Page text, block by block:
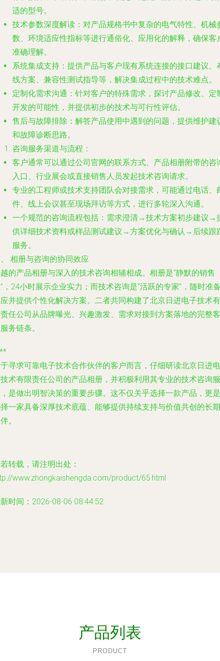
适的型号。
技术参数深度解读 ：对产品规格书中复杂的电气特性、机械
数、环境适应性指标等进行通俗化、应用化的解释，确保客
准确理解。
系统集成支持 ：提供产品与客户现有系统连接的接口建议、
线方案、兼容性测试指导等，解决集成过程中的技术难点。
定制化需求沟通 ：针对客户的特殊需求，探讨产品修改、定
开发的可能性，并提供初步的技术与可行性评估。
售后与故障排除 ：解答产品使用中遇到的问题，提供维护建
和故障诊断思路。
咨询服务渠道与流程 ：
客户通常可以通过公司官网的联系方式、产品相册附带的咨
入口、行业展会或直接销售人员发起技术咨询请求。
专业的工程师或技术支持团队会对接需求，可能通过电话、
件、线上会议甚至现场拜访等方式，进行多轮深入沟通。
一个规范的咨询流程包括：需求澄清→技术方案初步建议→
供详细技术资料或样品测试建议→方案优化与确认→后续跟
服务。
相册与咨询的协同效应
的产品相册与深入的技术咨询相辅相成。相册是“静默的销售
，24小时展示企业实力；而技术咨询是“活跃的专家”，随时准
并提供个性化解决方案。二者共同构建了北京日进电子技术有
任公司从品牌曝光、兴趣激发、需求对接到方案落地的完整客
务链条。
寻求可靠电子技术合作伙伴的客户而言，仔细研读北京日进电
术有限责任公司的产品相册，并积极利用其专业的技术咨询服
是做出明智决策的重要步骤。这不仅关乎选择一款产品，更是
一家具备深厚技术底蕴、能够提供持续支持与价值共创的长期
。
转载，请注明出处：
www.zhongkaishengda.com/product/65.html
时间：2026-08-06 08:44:52
产品列表
PRODUCT